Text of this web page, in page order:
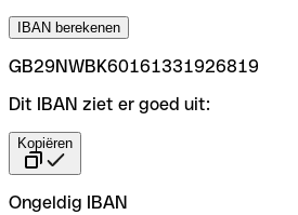
IBAN berekenen
GB29NWBK60161331926819
Dit IBAN ziet er goed uit:
Kopiëren
Ongeldig IBAN